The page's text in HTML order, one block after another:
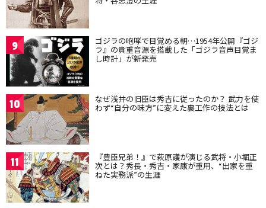
9 ゴジラの咆哮で目覚める朝…1954年公開『ゴジ
ラ』の貴重音源を搭載した「ゴジラ音声目覚ま
し時計」が新発売
10 なぜ浅井の旧臣は秀吉に従ったのか？ 武力を使
わず“自分の味方”に変えた裏工作の技法とは
11 『豊臣兄弟！』で萩原護が演じる武将・小堀正
次とは？秀長・秀吉・家康が重用、“出家を重
ねた実務派”の生涯